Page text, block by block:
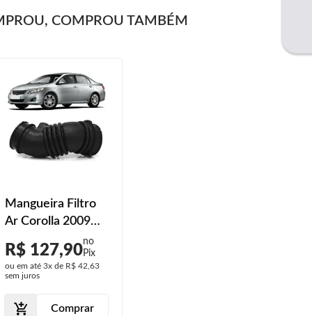
COMPROU TAMBÉM
Mangueira Filtro
Ar Corolla 2009
2010 2011
R$ 127,90
ou em até 3x de R$ 42,63
sem juros
Comprar